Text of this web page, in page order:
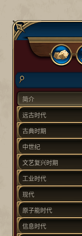
简介
远古时代
古典时期
中世纪
文艺复兴时期
工业时代
现代
原子能时代
信息时代